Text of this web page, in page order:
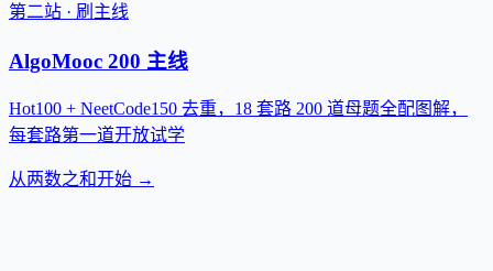
第二站 · 刷主线
AlgoMooc 200 主线
Hot100 + NeetCode150 去重，18 套路 200 道母题全配图解，
每套路第一道开放试学
从两数之和开始 →